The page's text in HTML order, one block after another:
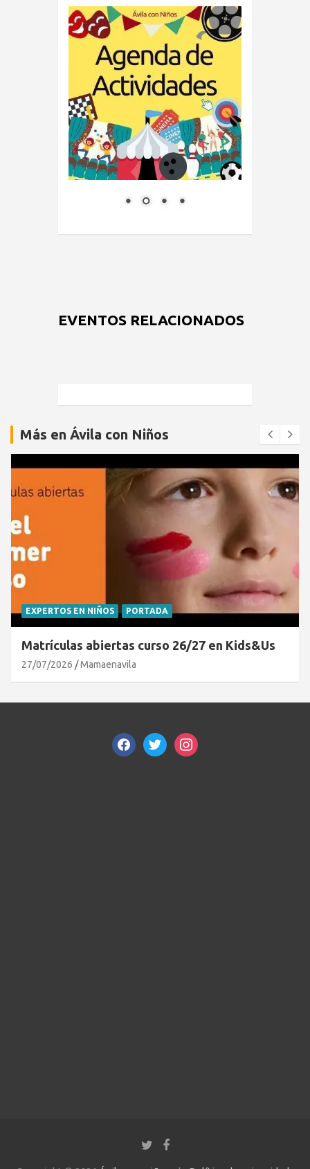
EVENTOS RELACIONADOS
Más en Ávila con Niños
EXPERTOS EN NIÑOS PORTADA
Matrículas abiertas curso 26/27 en Kids&Us
27/07/2026 Mamaenavila
facebooktwitterinstagram